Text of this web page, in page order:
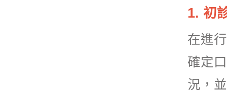
1. 初
在進
確定
況，